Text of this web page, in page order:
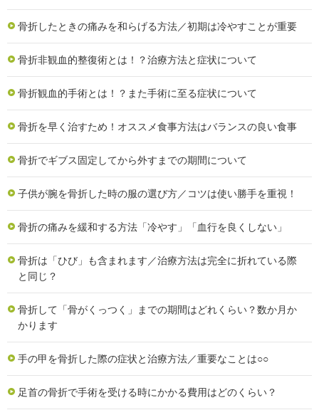
骨折したときの痛みを和らげる方法／初期は冷やすことが重要
骨折非観血的整復術とは！？治療方法と症状について
骨折観血的手術とは！？また手術に至る症状について
骨折を早く治すため！オススメ食事方法はバランスの良い食事
骨折でギブス固定してから外すまでの期間について
子供が腕を骨折した時の服の選び方／コツは使い勝手を重視！
骨折の痛みを緩和する方法「冷やす」「血行を良くしない」
骨折は「ひび」も含まれます／治療方法は完全に折れている際
と同じ？
骨折して「骨がくっつく」までの期間はどれくらい？数か月か
かります
手の甲を骨折した際の症状と治療方法／重要なことは○○
足首の骨折で手術を受ける時にかかる費用はどのくらい？